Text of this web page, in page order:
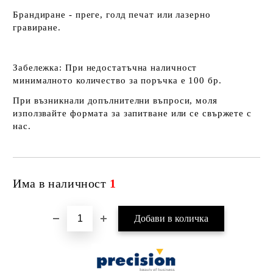
Брандиране - преге, голд печат или лазерно
гравиране.
Забележка: При недостатъчна наличност
минималното количество за поръчка е 100 бр.
При възникнали допълнителни въпроси, моля
използвайте формата за запитване или се свържете с
нас.
Има в наличност 1